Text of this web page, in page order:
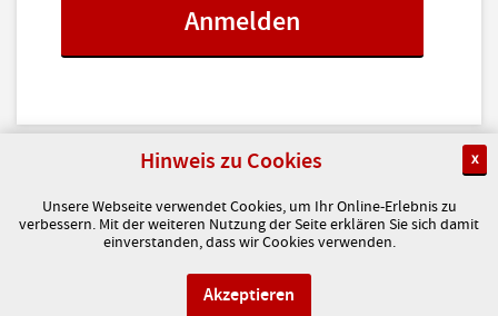
© Copyright 2017 | Verband Solothurner
x
Hinweis zu Cookies
Unsere Webseite verwendet Cookies, um Ihr Online-Erlebnis zu
verbessern. Mit der weiteren Nutzung der Seite erklären Sie sich damit
einverstanden, dass wir Cookies verwenden.